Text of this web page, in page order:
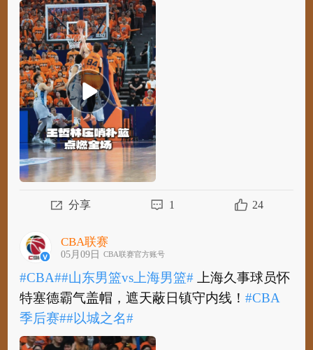
博 球员@王哲林Change 半场压哨补篮，点燃全
场！#上海男篮vs广厦男篮#
分享 1 24
CBA联赛
05月09日 CBA联赛官方账号
#CBA##山东男篮vs上海男篮# 上海久事球员怀
特塞德霸气盖帽，遮天蔽日镇守内线！#CBA
季后赛##以城之名#
#CBA##山东男篮vs上海男篮#